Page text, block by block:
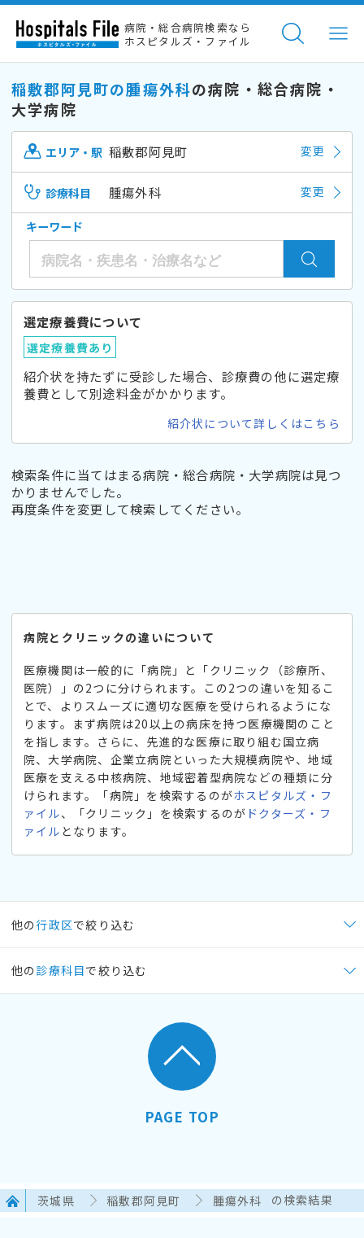
病院・総合病院検索なら
ホスピタルズ・ファイル
稲敷郡阿見町の腫瘍外科の病院・総合病院・
大学病院
エリア・駅 稲敷郡阿見町 変更
診療科目 腫瘍外科 変更
キーワード
選定療養費について
選定療養費あり
紹介状を持たずに受診した場合、診療費の他に選定療
養費として別途料金がかかります。
紹介状について詳しくはこちら
検索条件に当てはまる病院・総合病院・大学病院は見つ
かりませんでした。
再度条件を変更して検索してください。
病院とクリニックの違いについて
医療機関は一般的に「病院」と「クリニック（診療所、
医院）」の2つに分けられます。この2つの違いを知るこ
とで、よりスムーズに適切な医療を受けられるようにな
ります。まず病院は20以上の病床を持つ医療機関のこと
を指します。さらに、先進的な医療に取り組む国立病
院、大学病院、企業立病院といった大規模病院や、地域
医療を支える中核病院、地域密着型病院などの種類に分
けられます。「病院」を検索するのがホスピタルズ・フ
ァイル、「クリニック」を検索するのが ドクターズ・フ
ァイル となります。
他の行政区で絞り込む
他の 診療科目で絞り込む
PAGE TOP
茨城県 稲敷郡阿見町 腫瘍外科 の検索結果